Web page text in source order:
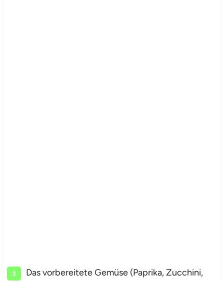
Das vorbereitete Gemüse (Paprika, Zucchini,